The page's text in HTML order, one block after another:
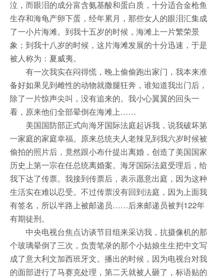
泣，而眼泪的成分富含氨基酸和蛋白质，十分适合金枪鱼
生存和海龟产卵下蛋，经年累月，那些女人的眼泪汇集成
了一小片海滩。到我十五岁的时候，海滩上一片繁荣景
象；到我十八岁的时候，这片海滩发展的十分迅速，于是
被人称为：夏威夷。
有一次我实在闷得慌，晚上偷偷跑出家门，我本来准
备好如果见到雌性的动物就撒腿狂奔，谁知道我出门后，
除了一片惊声尖叫，没有追来的。我小心翼翼的回头一
看，原来他们全部晕倒在海滩上……
美国国防部正式向海牙国际法庭起诉我，说我破坏第
一家庭的家庭幸福。原来总统夫人老辣见到我六岁时候被
偷拍的照片后，竟然跟小布什提出离婚，创造了美国国家
历史上第一宗在任总统离婚案。海牙国际法庭受理后，给
我下达了传票。我接到传票后，表示愿意出庭，因为这种
生活实在难以忍受。不过传票没有回到法庭，因为上面我
有签名，所以半路上被邮递员……后来邮递员被判122年
有期徒刑。
中央电视台焦点访谈节目组来采访我，抗摄像机的那
个玻璃晕倒了三次，负责笔录的那个小姑娘生生把中文写
成了意大利文加西班牙文。播出的时候，因为电视台对我
的面部进行了马赛克处理，第二天就被人砸了，标语贴的